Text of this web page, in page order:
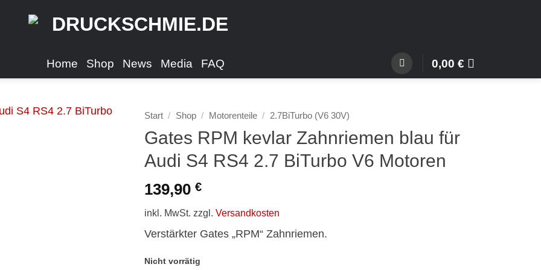
Home Shop News Media FAQ 0,00 €
Start / Shop / Motorenteile / 2.7BiTurbo (V6 30V)
Gates RPM kevlar Zahnriemen blau für
Audi S4 RS4 2.7 BiTurbo V6 Motoren
139,90 €
inkl. MwSt. zzgl. Versandkosten
Verstärkter Gates „RPM“ Zahnriemen.
Nicht vorrätig